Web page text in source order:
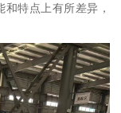
特点上有所差异，